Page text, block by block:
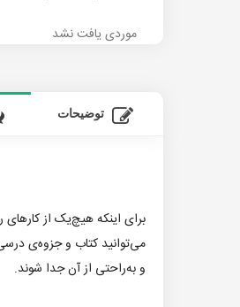
موردی یافت نشد
توضیحات
می‌توانید کتاب و جزوه‌ی
و به‌راحتی از آن جدا شوند.